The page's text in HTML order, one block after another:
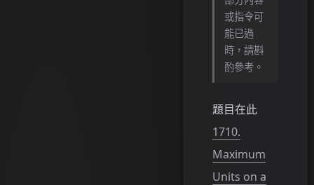
或指令可
能已過
時，請斟
酌參考。
題目在此
1710.
Maximum
Units on a